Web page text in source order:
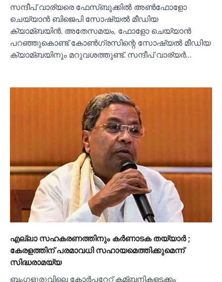
സന്ദീപ് വാര്യരെ ഫേസ്ബുക്കില്‍ അണ്‍ഫോളോ
ചെയ്യാന്‍ ബിജെപി സോഷ്യല്‍ മീഡിയ
ക്യാമ്ബയിന്‍. അതേസമയം, ഫോളോ ചെയ്യാന്‍
പറഞ്ഞുകൊണ്ട് കോണ്‍ഗ്രസിന്റെ സോഷ്യല്‍ മീഡിയ
ക്യാമ്ബയിനും മറുവശത്തുണ്ട്. സന്ദീപ് വാര്യര്‍…
എല്ലാ സഹകരണത്തിനും കര്‍ണാടക തയ്യാര്‍ ;
കേരളത്തിന് പരമാവധി സഹായമെത്തിക്കുമെന്ന്
സിദ്ധരാമയ്യ
ബംഗളുരുവിലെ കോര്‍പ്പറേറ്റ് കമ്ബനികളടക്കം